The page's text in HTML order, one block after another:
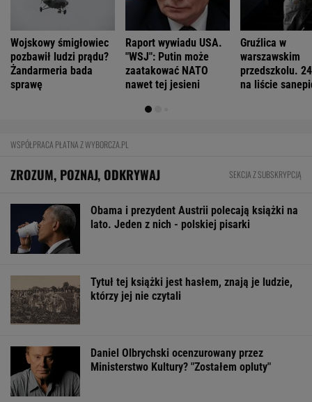
Wojskowy śmigłowiec
pozbawił ludzi prądu?
Żandarmeria bada
sprawę
Raport wywiadu USA.
"WSJ": Putin może
zaatakować NATO
nawet tej jesieni
Gruźlica w
warszawskim
przedszkolu.
na liście
WSPÓŁPRACA PŁATNA Z WYBORCZA.PL
ZROZUM, POZNAJ, ODKRYWAJ SEKCJA Z SUBSKRYPCJĄ
Obama i prezydent Austrii polecają książki na
lato. Jeden z nich - polskiej pisarki
Tytuł tej książki jest hasłem, znają je ludzie,
którzy jej nie czytali
Daniel Olbrychski ocenzurowany przez
Ministerstwo Kultury? "Zostałem opluty"